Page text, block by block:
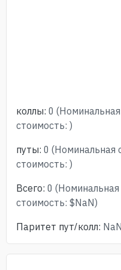
коллы: 0 (
стоимость: )
путы: 0 (Номинальная
стоимость: )
Всего: 0 (
стоимость: $NaN)
Паритет пут/колл: NaN